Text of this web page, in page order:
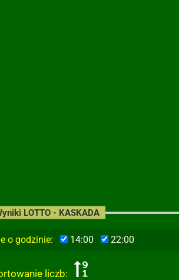
o godzinie: 14:00 22:00
liczb:
LOTTO - KASKADA